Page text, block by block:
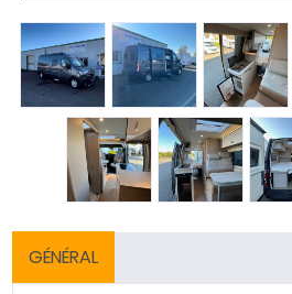
GÉNÉRAL